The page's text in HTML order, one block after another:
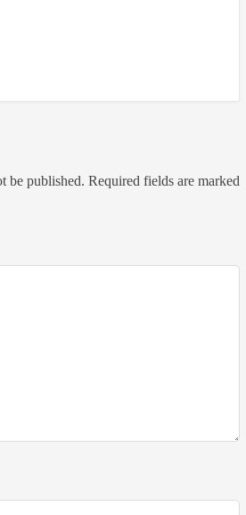
be published. Required fields are marked